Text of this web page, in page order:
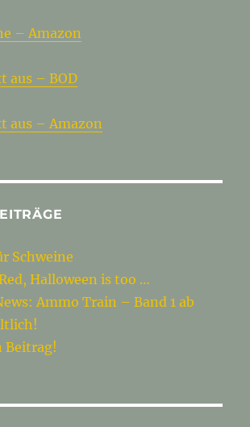
– Amazon
aus – BOD
aus – Amazon
Schweine
Halloween is too …
Ammo Train – Band 1 ab
Beitrag!